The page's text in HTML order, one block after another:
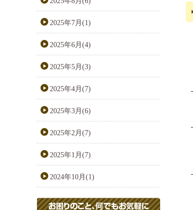
2025年7月(1)
2025年6月(4)
2025年5月(3)
2025年4月(7)
2025年3月(6)
2025年2月(7)
2025年1月(7)
2024年10月(1)